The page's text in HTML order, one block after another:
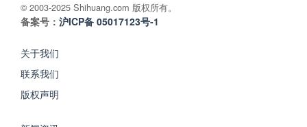
© 2003-2025 Shihuang.com 版权所有。
备案号： 沪ICP备 05017123号-1
关于我们
联系我们
版权声明